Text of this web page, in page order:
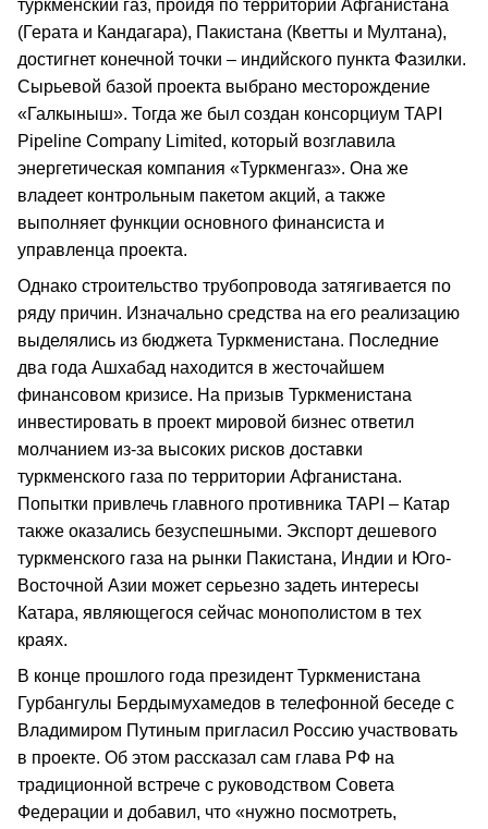
туркменский газ, пройдя по территории Афганистана
(Герата и Кандагара), Пакистана (Кветты и Мултана),
достигнет конечной точки – индийского пункта Фазилки.
Сырьевой базой проекта выбрано месторождение
«Галкыныш». Тогда же был создан консорциум TAPI
Pipeline Company Limited, который возглавила
энергетическая компания «Туркменгаз». Она же
владеет контрольным пакетом акций, а также
выполняет функции основного финансиста и
управленца проекта.
Однако строительство трубопровода затягивается по
ряду причин. Изначально средства на его реализацию
выделялись из бюджета Туркменистана. Последние
два года Ашхабад находится в жесточайшем
финансовом кризисе. На призыв Туркменистана
инвестировать в проект мировой бизнес ответил
молчанием из-за высоких рисков доставки
туркменского газа по территории Афганистана.
Попытки привлечь главного противника TAPI – Катар
также оказались безуспешными. Экспорт дешевого
туркменского газа на рынки Пакистана, Индии и Юго-
Восточной Азии может серьезно задеть интересы
Катара, являющегося сейчас монополистом в тех
краях.
В конце прошлого года президент Туркменистана
Гурбангулы Бердымухамедов в телефонной беседе с
Владимиром Путиным пригласил Россию участвовать
в проекте. Об этом рассказал сам глава РФ на
традиционной встрече с руководством Совета
Федерации и добавил, что «нужно посмотреть,